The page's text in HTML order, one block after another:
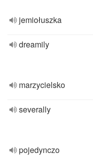
jemiołuszka
dreamily
marzycielsko
severally
pojedynczo